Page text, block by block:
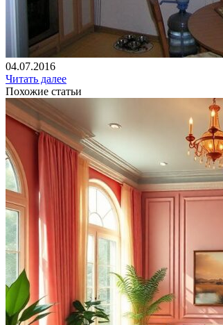
04.07.2016
Читать далее
Похожие статьи